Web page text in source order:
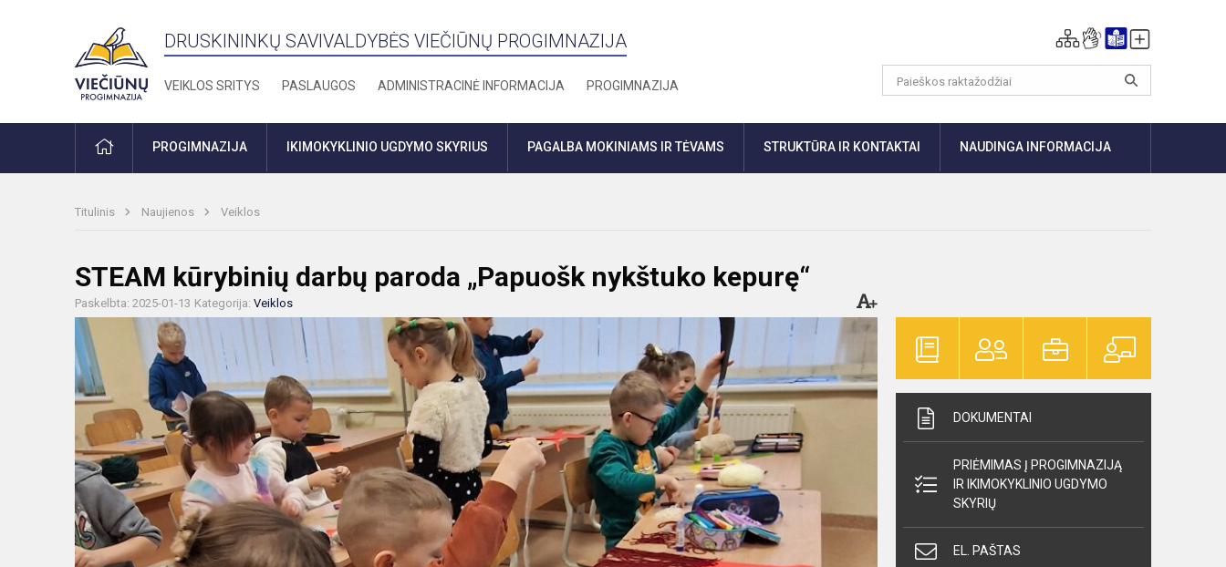
DRUSKININKŲ SAVIVALDYBĖS VIEČIŪNŲ PROGIMNAZIJA
VEIKLOS SRITYS PASLAUGOS ADMINISTRACINĖ INFORMACIJA PROGIMNAZIJA
PRADŽIAPROGIMNAZIJA IKIMOKYKLINIO UGDYMO SKYRIUS PAGALBA MOKINIAMS IR TĖVAMS STRUKTŪRA IR KONTAKTAI NAUDINGA INFORMACIJA
Titulinis Naujienos Veiklos
STEAM kūrybinių darbų paroda „Papuošk nykštuko kepurę“
Paskelbta: 2025-01-13 Kategorija: Veiklos
DOKUMENTAI
PRIĖMIMAS Į PROGIMNAZIJĄ
IR IKIMOKYKLINIO UGDYMO
SKYRIŲ
EL. PAŠTAS